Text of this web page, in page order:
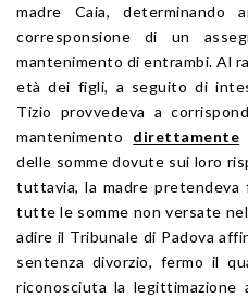
madre Caia,
corresponsione di un
mantenimento di entrambi. Al
età dei figli, a seguito di
Tizio provvedeva a
mantenimento direttamente
delle somme dovute sui loro
tuttavia, la madre pretendeva
tutte le somme non versate
adire il Tribunale di Padova
sentenza divorzio, fermo il
riconosciuta la legittimazione